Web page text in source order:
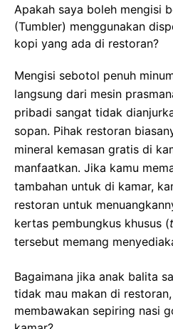
Apakah saya boleh mengisi
(Tumbler) menggunakan
kopi yang ada di restoran?
Mengisi sebotol penuh
langsung dari mesin
pribadi sangat tidak
sopan. Pihak restoran
mineral kemasan gratis di
manfaatkan. Jika kamu
tambahan untuk di kamar,
restoran untuk
kertas pembungkus khusus (
tersebut memang
Bagaimana jika anak balita
tidak mau makan di
membawakan sepiring nasi